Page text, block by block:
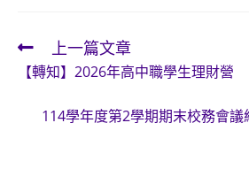
Read
more
articles
上一篇文章
【轉知】2026年高中職學生理財營
114學年度第2學期期末校務會